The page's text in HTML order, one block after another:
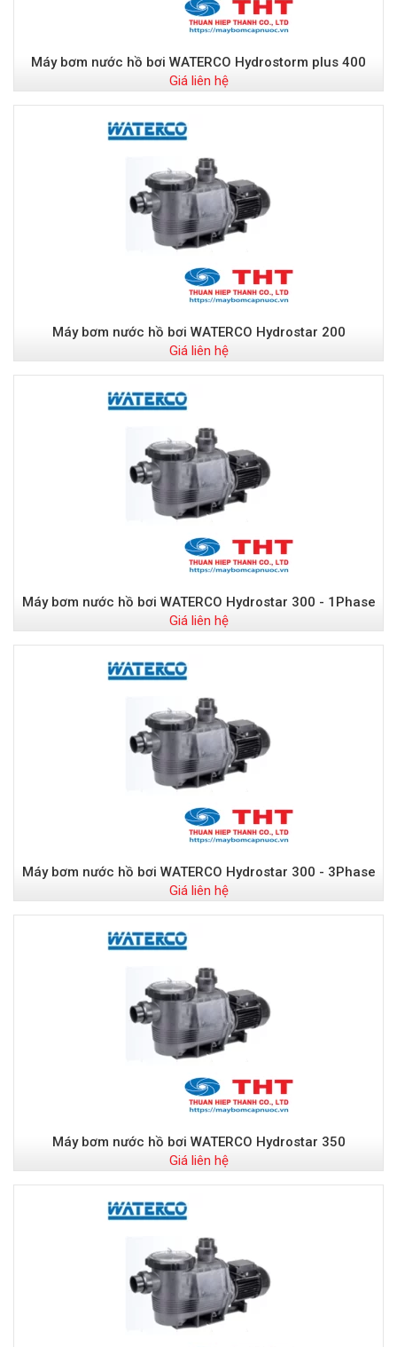
Máy bơm nước hồ bơi WATERCO Hydrostorm plus 400
Giá liên hệ
Máy bơm nước hồ bơi WATERCO Hydrostar 200
Giá liên hệ
Máy bơm nước hồ bơi WATERCO Hydrostar 300 - 1Phase
Giá liên hệ
Máy bơm nước hồ bơi WATERCO Hydrostar 300 - 3Phase
Giá liên hệ
Máy bơm nước hồ bơi WATERCO Hydrostar 350
Giá liên hệ